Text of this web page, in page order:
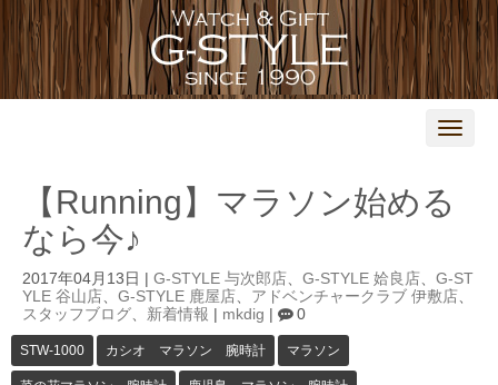
N
a
o
n
【Running】マラソン始める
なら今♪
2017年04月13日 | G-STYLE 与次郎店 G-STYLE 姶良店
G-ST
YLE 谷山店
G-STYLE 鹿屋店 アドベンチャークラブ 伊敷店
スタッフブログ
新着情報 | mkdig | 0
STW-1000 カシオ マラソン 腕時計 マラソン